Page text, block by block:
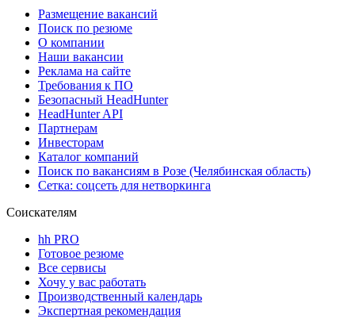
Размещение вакансий
Поиск по резюме
О компании
Наши вакансии
Реклама на сайте
Требования к ПО
Безопасный HeadHunter
HeadHunter API
Партнерам
Инвесторам
Каталог компаний
Поиск по вакансиям в Розе (Челябинская область)
Сетка: соцсеть для нетворкинга
Соискателям
hh PRO
Готовое резюме
Все сервисы
Хочу у вас работать
Производственный календарь
Экспертная рекомендация